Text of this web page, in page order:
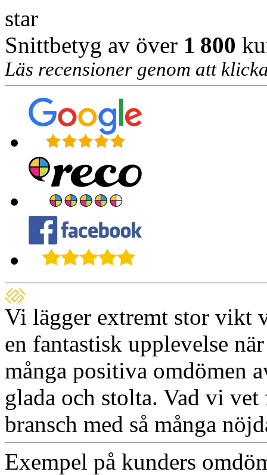
star
Snittbetyg av över 1 800
Läs recensioner genom att
Vi lägger extremt stor vikt
en fantastisk upplevelse
många positiva omdömen
glada och stolta. Vad vi
bransch med så många
Exempel på kunders